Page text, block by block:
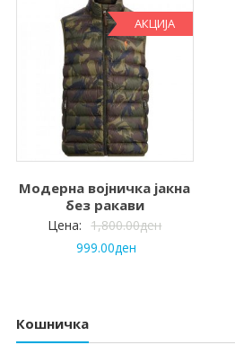
АКЦИЈА
Модерна војничка јакна
без ракави
Цена: 1,800.00ден
999.00ден
Кошничка